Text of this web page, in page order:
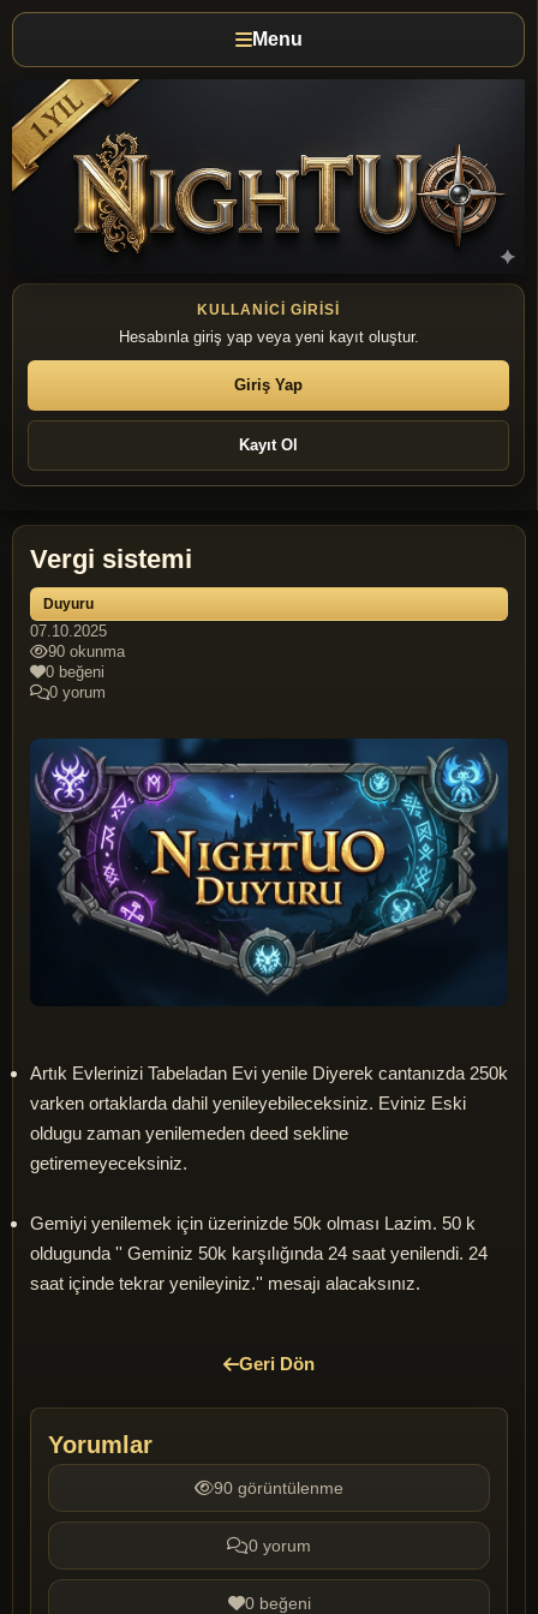
Menu
KULLANICI GIRISI
Hesabınla giriş yap veya yeni kayıt oluştur.
Giriş Yap
Kayıt Ol
Vergi sistemi
Duyuru
07.10.2025
90 okunma
0 beğeni
0 yorum
Artık Evlerinizi Tabeladan Evi yenile Diyerek cantanızda 250k
varken ortaklarda dahil yenileyebileceksiniz. Eviniz Eski
oldugu zaman yenilemeden deed sekline
getiremeyeceksiniz.
Gemiyi yenilemek için üzerinizde 50k olması Lazim. 50 k
oldugunda '' Geminiz 50k karşılığında 24 saat yenilendi. 24
saat içinde tekrar yenileyiniz.'' mesajı alacaksınız.
Geri Dön
Yorumlar
90 görüntülenme
0 yorum
0 beğeni